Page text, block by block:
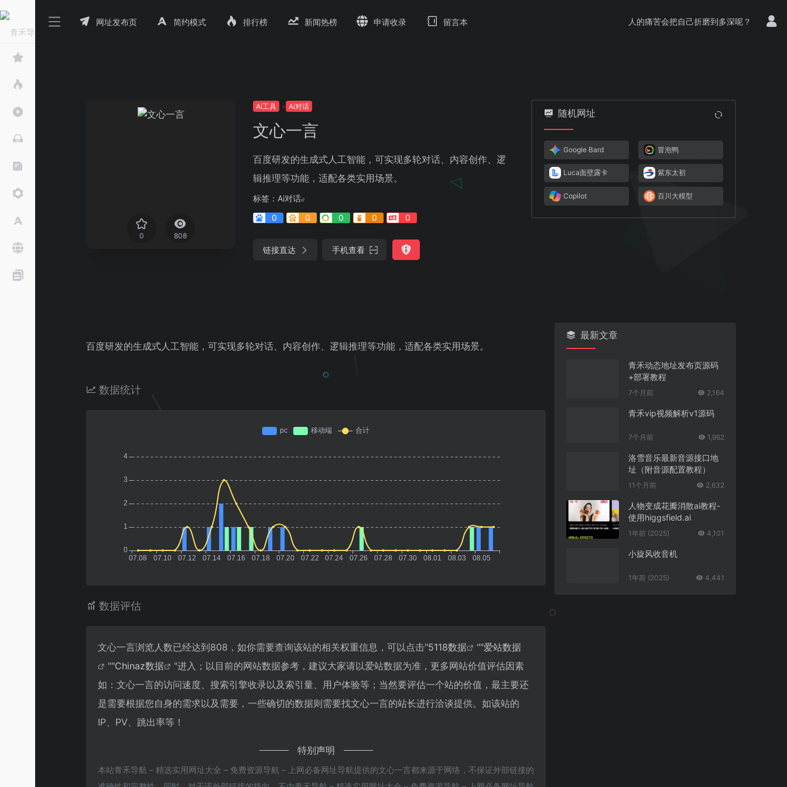
网址发布页 简约模式 排行榜 新闻热榜 申请收录 留言本 人的痛苦会把自己折磨到多深呢？
0 808
Ai工具 Ai对话
文心一言
百度研发的生成式人工智能，可实现多轮对话、内容创作、逻
辑推理等功能，适配各类实用场景。
标签： Ai对话
0
0 0 0 0
链接直达 手机查看
随机网址
Google Bard 冒泡鸭
Luca面壁露卡 紫东太初
Copilot 百川大模型
百度研发的生成式人工智能，可实现多轮对话、内容创作、逻辑推理等功能，适配各类实用场景。
数据统计
数据评估
文心一言浏览人数已经达到808，如你需要查询该站的相关权重信息，可以点击"5118数据 ""爱站数据
""Chinaz数据
"进入；以目前的网站数据参考，建议大家请以爱站数据为准，更多网站价值评估因素
如：文心一言的访问速度、搜索引擎收录以及索引量、用户体验等；当然要评估一个站的价值，最主要还
是需要根据您自身的需求以及需要，一些确切的数据则需要找文心一言的站长进行洽谈提供。如该站的
IP、PV、跳出率等！
特别声明
本站青禾导航 – 精选实用网址大全 – 免费资源导航 – 上网必备网址导航提供的文心一言都来源于网络，不保证外部链接的
最新文章
青禾动态地址发布页源码
+部署教程
7个月前 2,164
青禾vip视频解析v1源码
7个月前 1,962
洛雪音乐最新音源接口地
址（附音源配置教程）
11个月前 2,632
人物变成花瓣消散ai教程-
使用higgsfield.ai
1年前 (2025) 4,101
小旋风收音机
1年前 (2025) 4,441